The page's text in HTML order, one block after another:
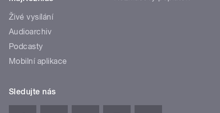
Živé vysílání
Audioarchiv
Podcasty
Mobilní aplikace
Sledujte nás